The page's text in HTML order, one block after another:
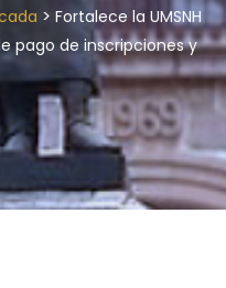
> Fortalece la UMSNH
pago de inscripciones y